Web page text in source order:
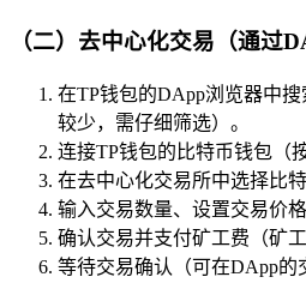
（二）去中心化交易（通过
在TP钱包的DApp浏览器中
较少，需仔细筛选）。
连接TP钱包的比特币钱包（
在去中心化交易所中选择比
输入交易数量、设置交易价
确认交易并支付矿工费（矿
等待交易确认（可在DApp的